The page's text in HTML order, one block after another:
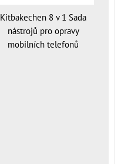
Kitbakechen 8 v 1 Sada
nástrojů pro opravy
mobilních telefonů